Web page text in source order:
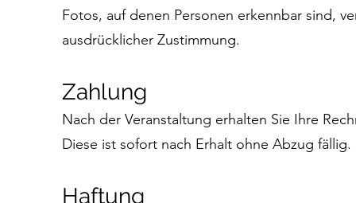
Fotos, auf denen Personen erkennbar sind,
ausdrücklicher Zustimmung.
Zahlung
Nach der Veranstaltung erhalten Sie Ihre
Diese ist sofort nach Erhalt ohne Abzug fällig.
Haftung